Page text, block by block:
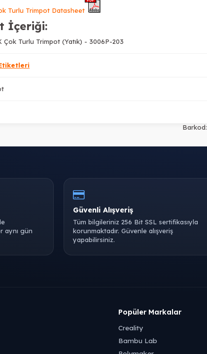
Turlu Trimpot Datasheet
İçeriği:
Çok Turlu Trimpot (Yatık) - 3006P-203
Barkod:
aynı gün
Güvenli Alışveriş
Tüm bilgileriniz 256 Bit SSL sertifikasıyla
korunmaktadır. Güvenle alışveriş
yapabilirsiniz.
Popüler Markalar
Creality
Bambu Lab